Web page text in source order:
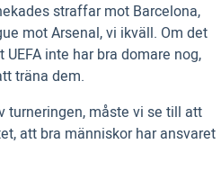
straffar mot Barcelona,
mot Arsenal, vi ikväll. Om det
inte har bra domare nog,
träna dem.
turneringen, måste vi se till att
att bra människor har ansvaret